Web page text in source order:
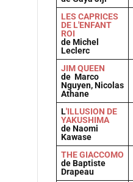
LES CAPRICES
DE L'ENFANT
ROI
de Michel
Leclerc
JIM QUEEN
de Marco
Nguyen, Nicolas
Athane
L'ILLUSION DE
YAKUSHIMA
de Naomi
Kawase
THE GIACCOMO
de Baptiste
Drapeau